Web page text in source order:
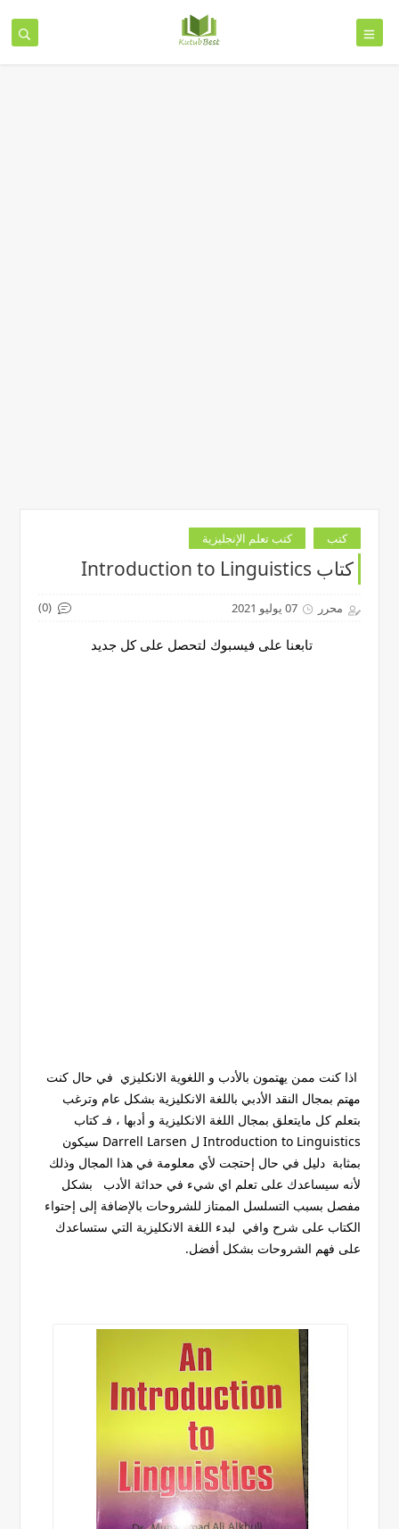
كتب كتب تعلم الإنجليزية
كتاب Introduction to Linguistics
محرر 07 يوليو 2021 (0)
تابعنا على فيسبوك لتحصل على كل جديد
اذا كنت ممن يهتمون بالأدب و اللغوية الانكليزي في حال كنت
مهتم بمجال النقد الأدبي باللغة الانكليزية بشكل عام وترغب
بتعلم كل مايتعلق بمجال اللغة الانكليزية و أدبها ، فـ كتاب
Introduction to Linguistics ل Darrell Larsen سيكون
بمثابة دليل في حال إحتجت لأي معلومة في هذا المجال وذلك
لأنه سيساعدك على تعلم اي شيء في حداثة الأدب بشكل
مفصل بسبب التسلسل الممتاز للشروحات بالإضافة إلى إحتواء
الكتاب على شرح وافي لبدء اللغة الانكليزية التي ستساعدك
على فهم الشروحات بشكل أفضل.